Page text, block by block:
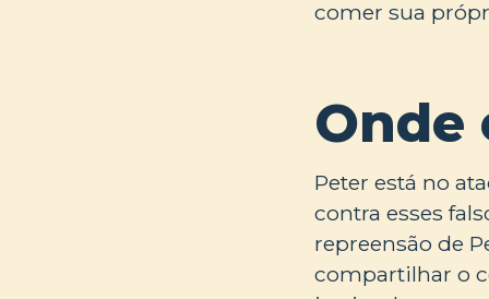
comer sua
Onde
Peter está no
contra esses
repreensão de
compartilhar o